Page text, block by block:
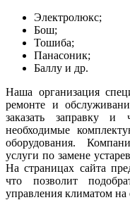
Электролюкс;
Бош;
Тошиба;
Панасоник;
Баллу и др.
Наша организация
ремонте и
заказать заправку и
необходимые
оборудования.
услуги по замене
На страницах сайта
что позволит
управления климатом